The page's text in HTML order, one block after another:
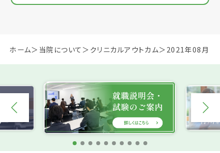
ホーム 当院について クリニカルアウトカム 2021年08月